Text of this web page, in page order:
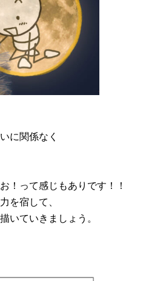
に関係なく
！って感じもありです！！
を宿して、
いていきましょう。